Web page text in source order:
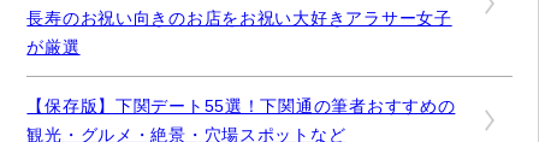
長寿のお祝い向きのお店をお祝い大好きアラサー女子
が厳選
【保存版】下関デート55選！下関通の筆者おすすめの
観光・グルメ・絶景・穴場スポットなど